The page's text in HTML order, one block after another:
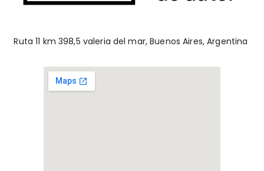
Ruta 11 km 398,5 valeria del mar, Buenos Aires, Argentina